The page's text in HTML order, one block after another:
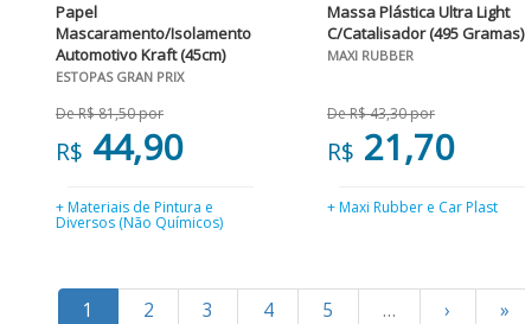
Papel
Mascaramento/Isolamento
Automotivo Kraft (45cm)
ESTOPAS GRAN PRIX
De R$ 81,50 por
R$ 44,90
+ Materiais de Pintura e
Diversos (Não Químicos)
Massa Plástica Ultra Light
C/Catalisador (495 Gramas)
MAXI RUBBER
De R$ 43,30 por
R$ 21,70
+ Maxi Rubber e Car Plast
1 2 3 4 5 … › »